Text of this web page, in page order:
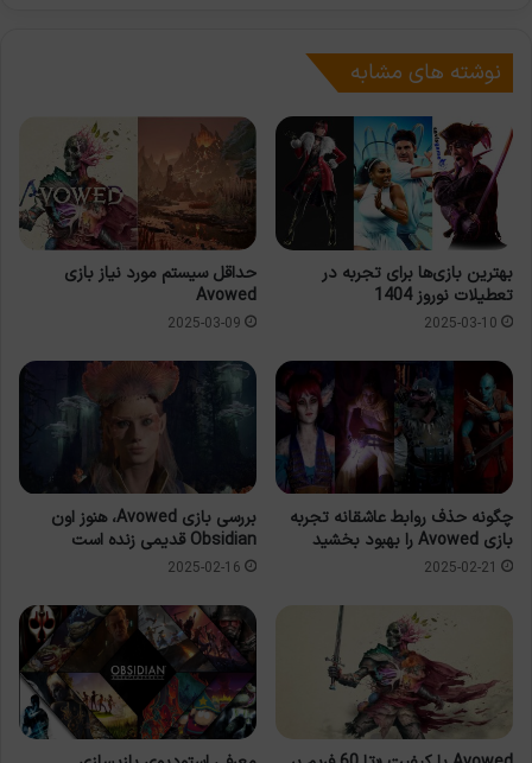
نوشته های مشابه
بهترین بازی‌ها برای تجربه در
تعطیلات نوروز 1404
2025-03-10
حداقل سیستم مورد نیاز بازی
Avowed
2025-03-09
چگونه حذف روابط عاشقانه تجربه
بازی Avowed را بهبود بخشید
2025-02-21
بررسی بازی Avowed، هنوز اون
Obsidian قدیمی زنده است
2025-02-16